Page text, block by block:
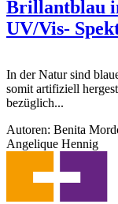
Brillantblau
UV/Vis-
In der Natur sind
somit artifiziell
bezüglich...
Autoren: Benita
Angelique Hennig